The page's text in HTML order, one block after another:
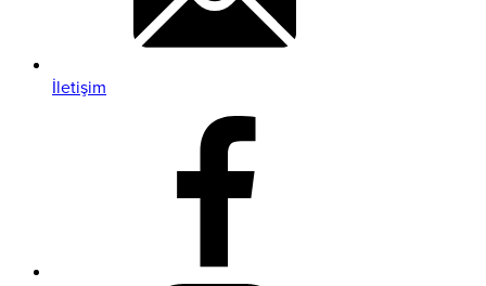
İletişim